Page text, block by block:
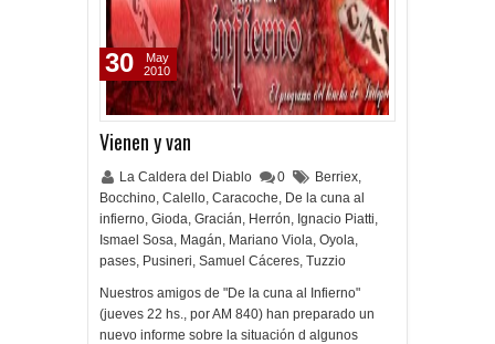
Vienen y van
La Caldera del Diablo 0 Berriex,
Bocchino, Calello, Caracoche, De la cuna al
infierno, Gioda, Gracián, Herrón, Ignacio Piatti,
Ismael Sosa, Magán, Mariano Viola, Oyola,
pases, Pusineri, Samuel Cáceres, Tuzzio
Nuestros amigos de "De la cuna al Infierno"
(jueves 22 hs., por AM 840) han preparado un
nuevo informe sobre la situación d algunos
30
May
2010